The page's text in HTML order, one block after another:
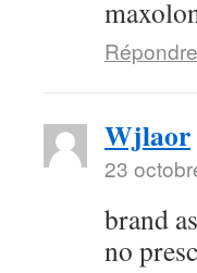
Répondre
Wjlaor
23
brand
no